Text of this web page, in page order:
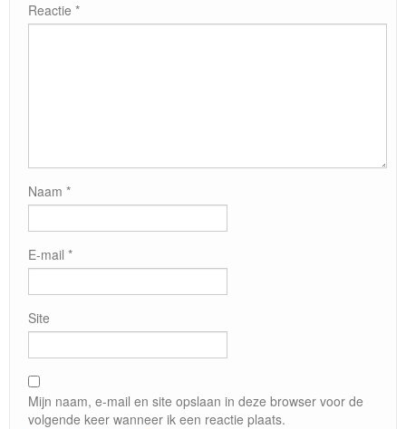
Reactie *
Naam *
E-mail *
Site
Mijn naam, e-mail en site opslaan in deze browser voor de
volgende keer wanneer ik een reactie plaats.